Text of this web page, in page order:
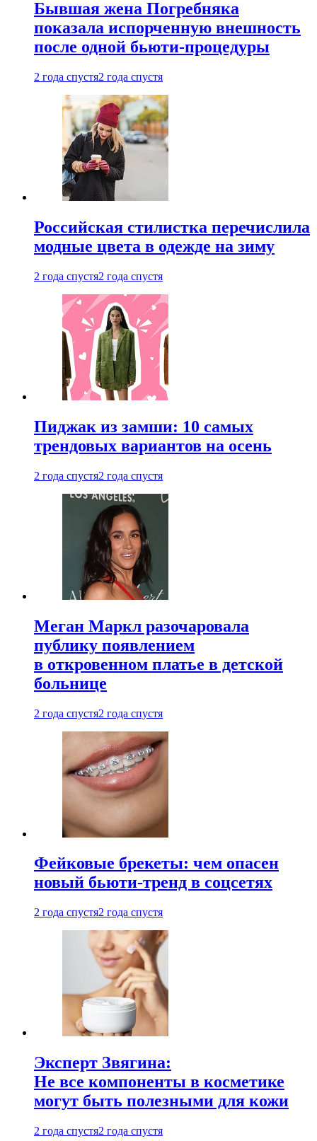
Бывшая жена Погребняка
показала испорченную внешность
после одной бьюти-процедуры
2 года спустя2 года спустя
Российская стилистка перечислила
модные цвета в одежде на зиму
2 года спустя2 года спустя
Пиджак из замши: 10 самых
трендовых вариантов на осень
2 года спустя2 года спустя
Меган Маркл разочаровала
публику появлением
в откровенном платье в детской
больнице
2 года спустя2 года спустя
Фейковые брекеты: чем опасен
новый бьюти-тренд в соцсетях
2 года спустя2 года спустя
Эксперт Звягина:
Не все компоненты в косметике
могут быть полезными для кожи
2 года спустя2 года спустя